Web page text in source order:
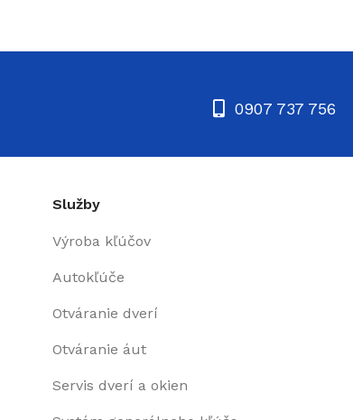
0907 737 756
Služby
Výroba kľúčov
Autokľúče
Otváranie dverí
Otváranie áut
Servis dverí a okien